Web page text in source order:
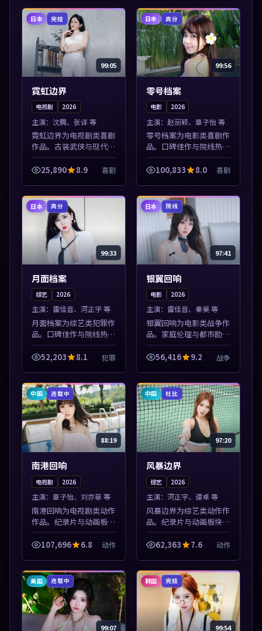
加入片单。
入片单。
日本 完结
99:05
霓虹边界
电视剧 2026
主演： 沈腾、张译 等
霓虹边界为电视剧类喜剧
作品。古装武侠与现代谍
战兼备，热播剧集连更，
精彩片花与正片同样清
凑，值得加入片单...
25,890 8.9 喜剧
日本 高分
99:56
零号档案
电影 2026
主演： 赵丽颖、章子怡 等
零号档案为电影类喜剧作
品。口碑佳作与院线热映
精选，高清免费在线资
源，多端适配随时观看。
得加入片单。
100,833 8.0 喜剧
日本 高分
99:33
月面档案
综艺 2026
主演： 雷佳音、河正宇 等
月面档案为综艺类犯罪作
品。口碑佳作与院线热映
精选，高清免费在线资
源，多端适配随时观看。
得加入片单。
52,203 8.1 犯罪
日本 院线
97:41
银翼回响
电影 2026
主演： 雷佳音、秦昊 等
银翼回响为电影类战争作
品。家庭伦理与都市励志
题材丰富，高清免费在线
播放，适合全年龄段观
凑，值得加入片单...
56,416 9.2 战争
中国 连载中
88:19
南港回响
电视剧 2026
主演： 章子怡、刘亦菲 等
南港回响为电视剧类动作
作品。纪录片与动画板块
同步更新，亚洲影视一站
式导览，支持关键词检索
凑，值得加入...
107,696 6.8 动作
中国 杜比
97:20
风暴边界
综艺 2026
主演： 河正宇、谭卓 等
风暴边界为综艺类动作作
品。纪录片与动画板块同
步更新，亚洲影视一站式
导览，支持关键词检索片
凑，值得加入片...
62,363 7.6 动作
美国 连载中
99:07
韩国 完结
99:54